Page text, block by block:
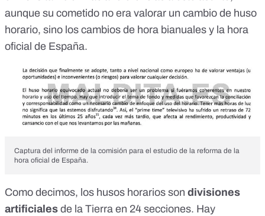
aunque su cometido no era valorar un cambio de huso
horario, sino los cambios de hora bianuales y la hora
oficial de España.
Captura del informe de la comisión para el estudio de la reforma de la
hora oficial de España.
Como decimos, los husos horarios son divisiones
artificiales de la Tierra en 24 secciones. Hay